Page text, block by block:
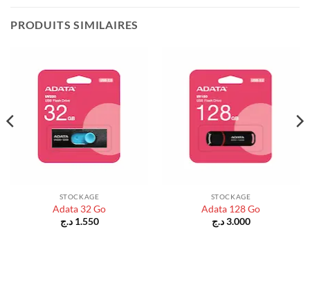
PRODUITS SIMILAIRES
STOCKAGE
Adata 32 Go
1.550 د.ج
STOCKAGE
Adata 128 Go
3.000 د.ج